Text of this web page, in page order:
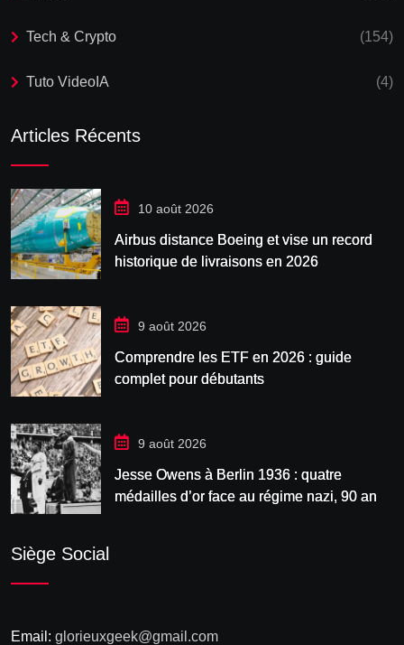
Tech & Crypto (154)
Tuto VideoIA (4)
Articles Récents
10 août 2026
Airbus distance Boeing et vise un record
historique de livraisons en 2026
9 août 2026
Comprendre les ETF en 2026 : guide
complet pour débutants
9 août 2026
Jesse Owens à Berlin 1936 : quatre
médailles d’or face au régime nazi, 90 ans
Siège Social
Email: glorieuxgeek@gmail.com